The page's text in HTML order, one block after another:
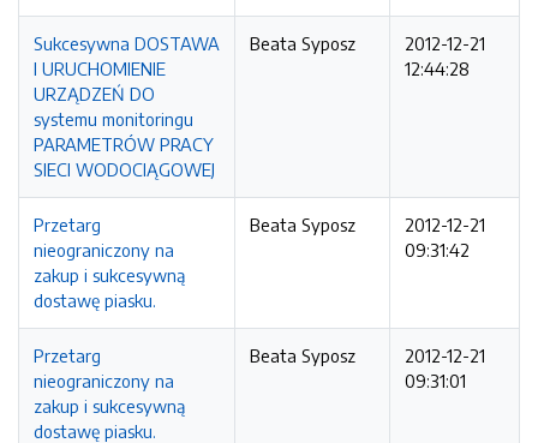
Sukcesywna DOSTAWA
I URUCHOMIENIE
URZĄDZEŃ DO
systemu monitoringu
PARAMETRÓW PRACY
SIECI WODOCIĄGOWEJ
Beata Syposz
2012-12-21
12:44:28
Przetarg
nieograniczony na
zakup i sukcesywną
dostawę piasku.
Beata Syposz
2012-12-21
09:31:42
Przetarg
nieograniczony na
zakup i sukcesywną
dostawę piasku.
Beata Syposz
2012-12-21
09:31:01